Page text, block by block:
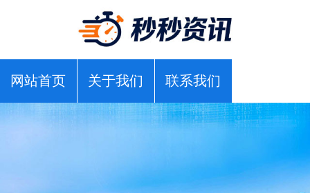
网站首页 关于我们 联系我们